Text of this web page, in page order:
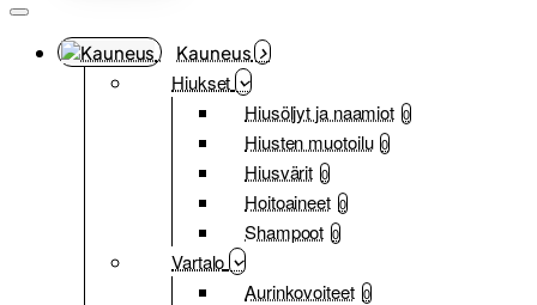
Kauneus
Hiukset
Hiusöljyt ja naamiot 0
Hiusten muotoilu 0
Hiusvärit 0
Hoitoaineet 0
Shampoot 0
Vartalo
Aurinkovoiteet 0